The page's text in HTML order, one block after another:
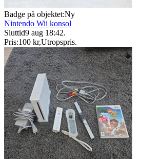
Badge på objektet:Ny
Nintendo Wii konsol
Sluttid9 aug 18:42.
Pris:100 kr,Utropspris.